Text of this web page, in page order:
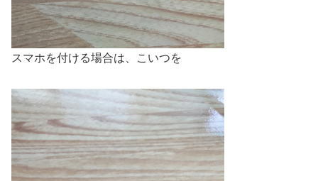
スマホを付ける場合は、こいつを